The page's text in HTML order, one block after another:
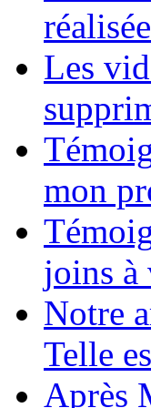
Les
mon
joins à
Notre
Telle
Après